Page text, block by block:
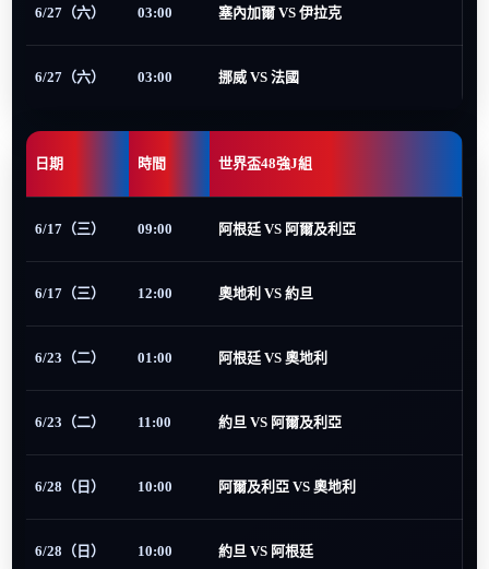
6/27（六） 03:00 塞內加爾 VS 伊拉克
6/27（六） 03:00 挪威 VS 法國
日期 時間 世界盃48強J組
6/17（三） 09:00 阿根廷 VS 阿爾及利亞
6/17（三） 12:00 奧地利 VS 約旦
6/23（二） 01:00 阿根廷 VS 奧地利
6/23（二） 11:00 約旦 VS 阿爾及利亞
6/28（日） 10:00 阿爾及利亞 VS 奧地利
6/28（日） 10:00 約旦 VS 阿根廷